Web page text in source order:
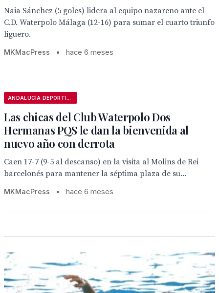
Naia Sánchez (5 goles) lidera al equipo nazareno ante el
C.D. Waterpolo Málaga (12-16) para sumar el cuarto triunfo
liguero.
MKMacPress • hace 6 meses
Las chicas del Club Waterpolo Dos
Hermanas PQS le dan la bienvenida al
nuevo año con derrota
Caen 17-7 (9-5 al descanso) en la visita al Molins de Rei
barcelonés para mantener la séptima plaza de su...
MKMacPress • hace 6 meses